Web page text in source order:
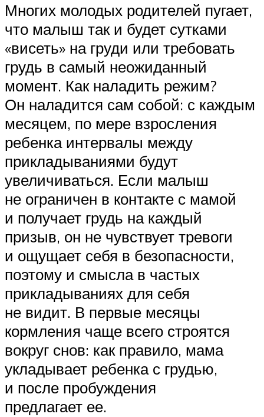
Многих молодых родителей пугает,
что малыш так и будет сутками
«висеть» на груди или требовать
грудь в самый неожиданный
момент. Как наладить режим?
Он наладится сам собой: с каждым
месяцем, по мере взросления
ребенка интервалы между
прикладываниями будут
увеличиваться. Если малыш
не ограничен в контакте с мамой
и получает грудь на каждый
призыв, он не чувствует тревоги
и ощущает себя в безопасности,
поэтому и смысла в частых
прикладываниях для себя
не видит. В первые месяцы
кормления чаще всего строятся
вокруг снов: как правило, мама
укладывает ребенка с грудью,
и после пробуждения
предлагает ее.